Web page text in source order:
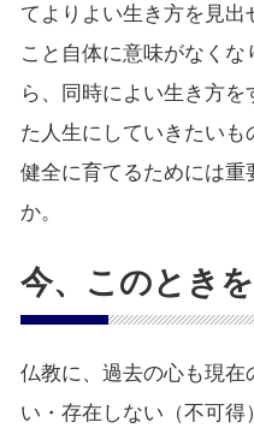
てよりよい生き方を見
こと自体に意味がなく
ら、同時によい生き方
た人生にしていきたい
健全に育てるためには重
か。
今、このとき
仏教に、過去の心も現
い・存在しない（不可